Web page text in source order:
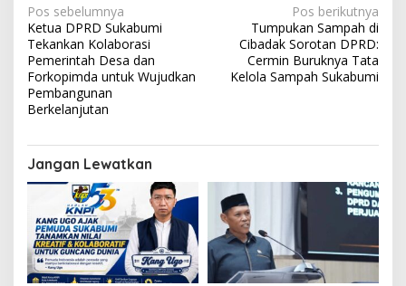
N
a
v
i
g
a
s
i
p
o
s
Pos sebelumnya
Ketua DPRD Sukabumi
Tekankan Kolaborasi
Pemerintah Desa dan
Forkopimda untuk Wujudkan
Pembangunan
Berkelanjutan
Pos berikutnya
Tumpukan Sampah di
Cibadak Sorotan DPRD:
Cermin Buruknya Tata
Kelola Sampah Sukabumi
Jangan Lewatkan